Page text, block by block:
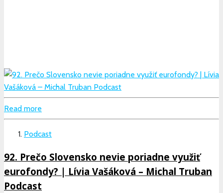
Read more
Podcast
92. Prečo Slovensko nevie poriadne využiť
eurofondy? | Lívia Vašáková – Michal Truban
Podcast